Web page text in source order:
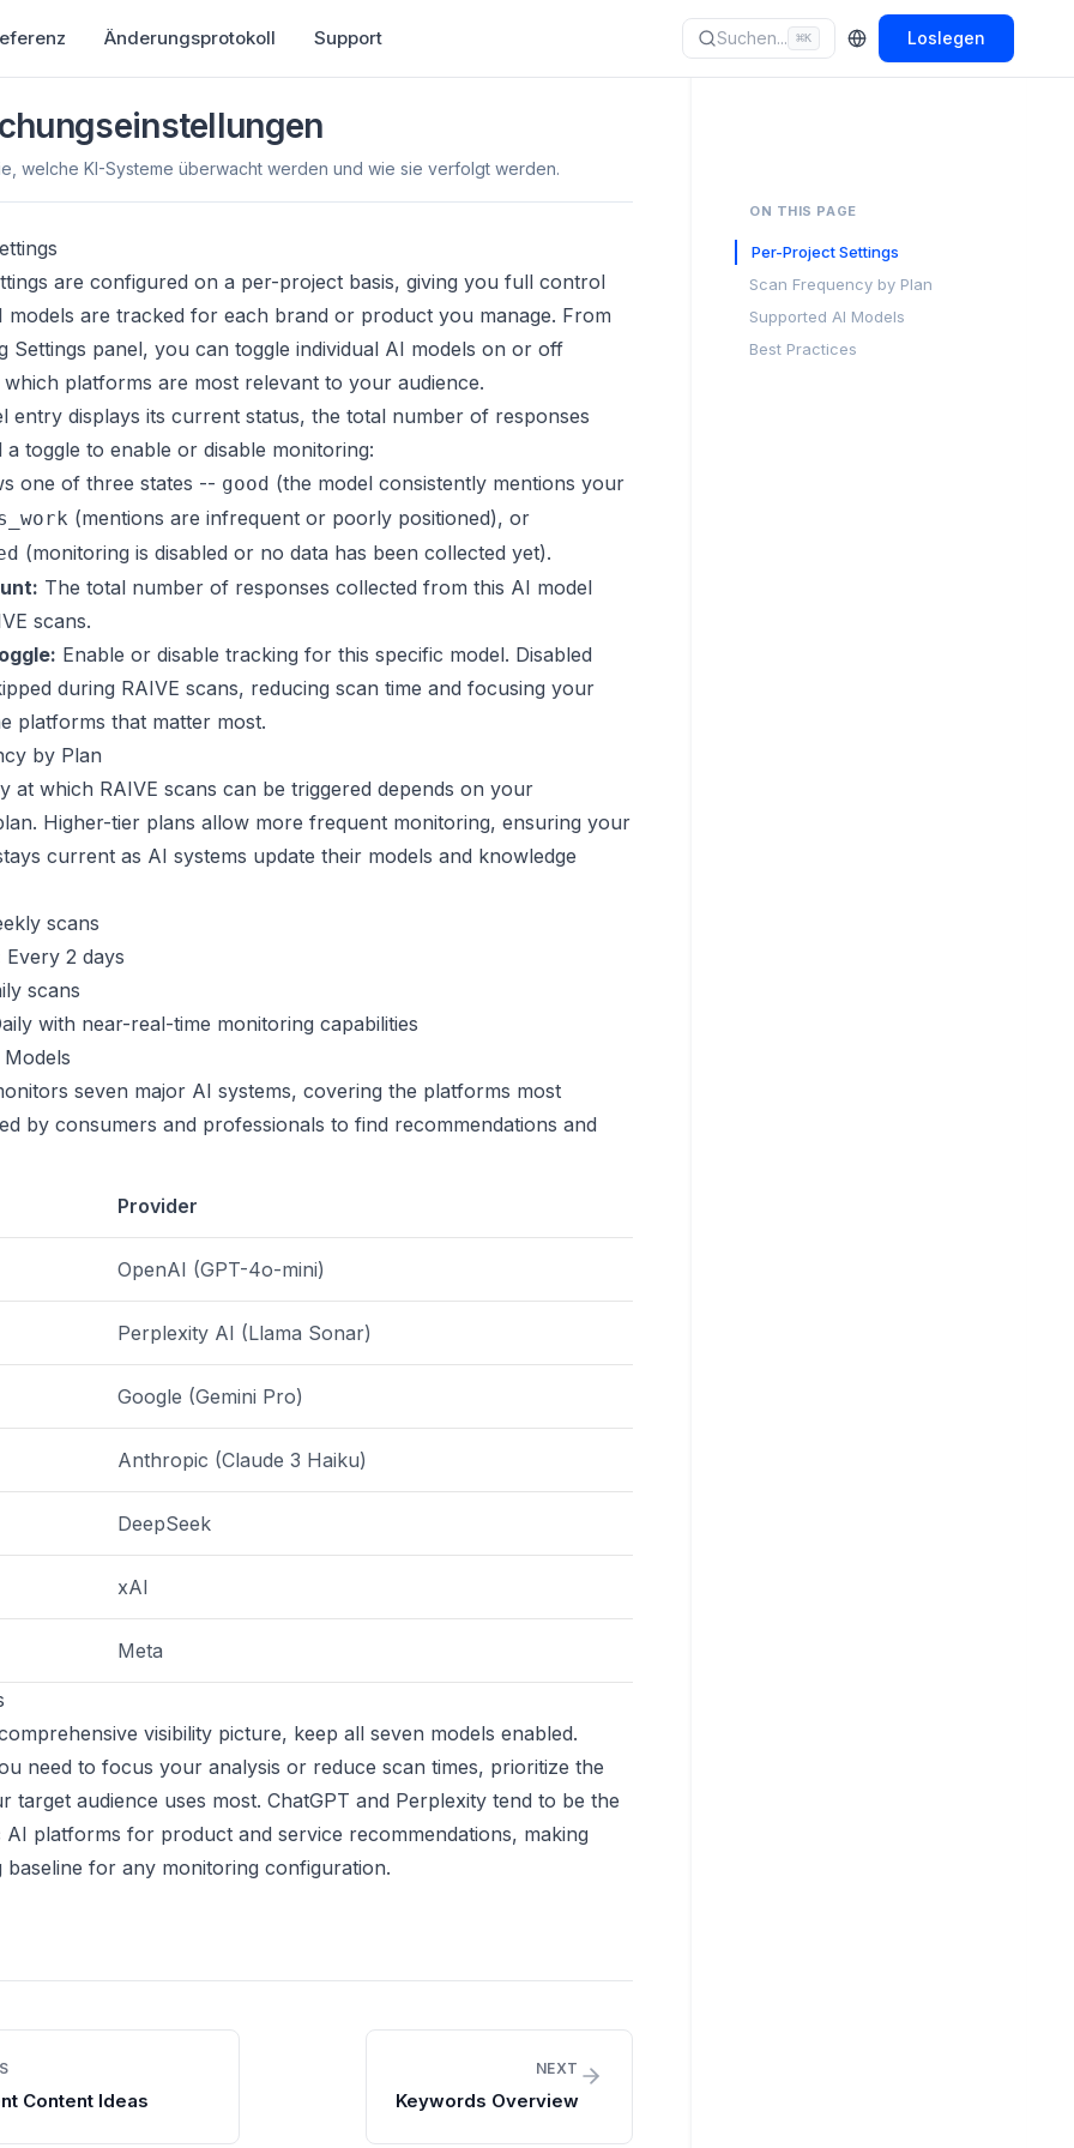
Änderungsprotokoll Support Suchen... ⌘K Loslegen
welche KI-Systeme überwacht werden und wie sie verfolgt werden.
are configured on a per-project basis, giving you full control
models are tracked for each brand or product you manage. From
Settings panel, you can toggle individual AI models on or off
which platforms are most relevant to your audience.
entry displays its current status, the total number of responses
a toggle to enable or disable monitoring:
one of three states -- good (the model consistently mentions your
(mentions are infrequent or poorly positioned), or
(monitoring is disabled or no data has been collected yet).
The total number of responses collected from this AI model
scans.
Enable or disable tracking for this specific model. Disabled
during RAIVE scans, reducing scan time and focusing your
platforms that matter most.
by Plan
at which RAIVE scans can be triggered depends on your
Higher-tier plans allow more frequent monitoring, ensuring your
current as AI systems update their models and knowledge
scans
Every 2 days
scans
with near-real-time monitoring capabilities
seven major AI systems, covering the platforms most
by consumers and professionals to find recommendations and
Provider
OpenAI (GPT-4o-mini)
Perplexity AI (Llama Sonar)
Google (Gemini Pro)
Anthropic (Claude 3 Haiku)
DeepSeek
xAI
Meta
visibility picture, keep all seven models enabled.
need to focus your analysis or reduce scan times, prioritize the
target audience uses most. ChatGPT and Perplexity tend to be the
AI platforms for product and service recommendations, making
baseline for any monitoring configuration.
Content Ideas
NEXT
Keywords Overview
ON THIS PAGE
Per-Project Settings
Scan Frequency by Plan
Supported AI Models
Best Practices